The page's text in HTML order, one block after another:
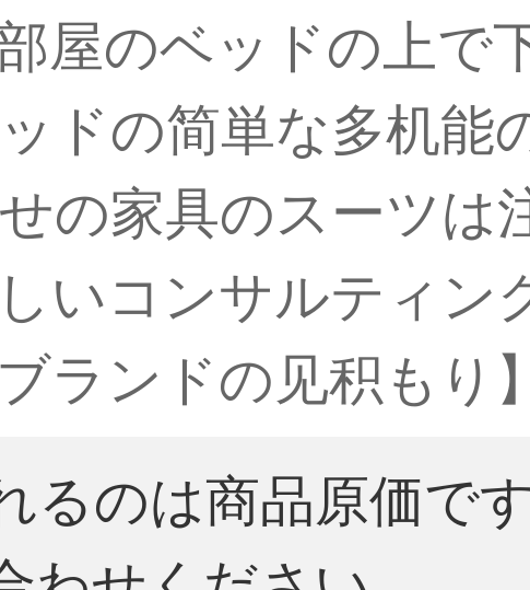
屋のベッドの上で
ドの简単な多机能
の家具のスーツは
いコンサルティン
ランドの见积もり
るのは商品原価で